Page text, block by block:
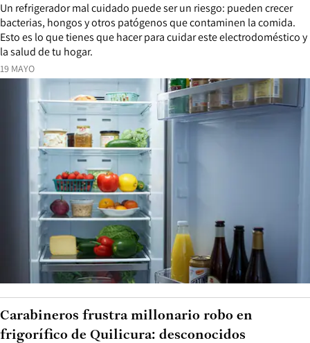
19 MAYO
Un refrigerador mal cuidado puede ser un riesgo: pueden crecer
bacterias, hongos y otros patógenos que contaminen la comida.
Esto es lo que tienes que hacer para cuidar este electrodoméstico y
la salud de tu hogar.
Carabineros frustra millonario robo en
frigorífico de Quilicura: desconocidos